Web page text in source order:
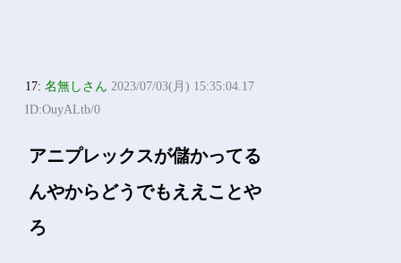
17:名無しさん 2023/07/03(月) 15:35:04.17
ID:OuyALtb/0
アニプレックスが儲かってる
んやからどうでもええことや
ろ